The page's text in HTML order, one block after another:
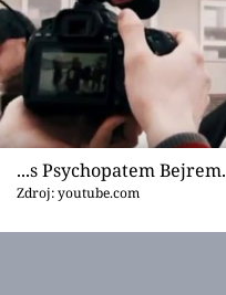
Přihlášení
Sledujte nás
...s Psychopatem Bejrem.
Zdroj: youtube.com